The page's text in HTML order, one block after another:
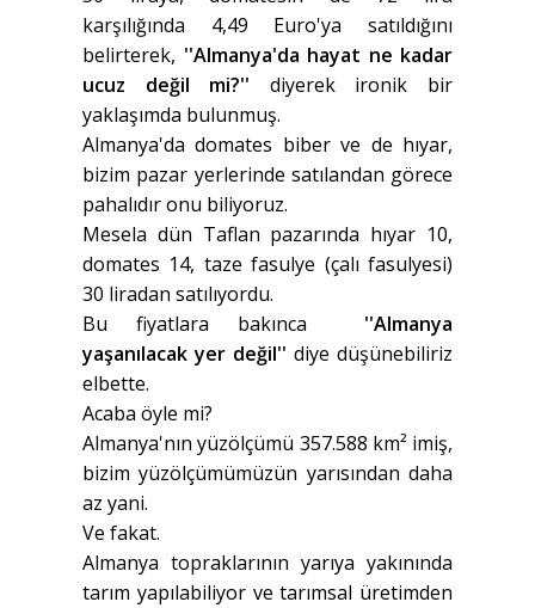
karşılığında 4,49 Euro'ya satıldığını
belirterek, ''Almanya'da hayat ne kadar
ucuz değil mi?'' diyerek ironik bir
yaklaşımda bulunmuş.
Almanya'da domates biber ve de hıyar,
bizim pazar yerlerinde satılandan görece
pahalıdır onu biliyoruz.
Mesela dün Taflan pazarında hıyar 10,
domates 14, taze fasulye (çalı fasulyesi)
30 liradan satılıyordu.
Bu fiyatlara bakınca ''Almanya
yaşanılacak yer değil'' diye düşünebiliriz
elbette.
Acaba öyle mi?
Almanya'nın yüzölçümü 357.588 km² imiş,
bizim yüzölçümümüzün yarısından daha
az yani.
Ve fakat.
Almanya topraklarının yarıya yakınında
tarım yapılabiliyor ve tarımsal üretimden